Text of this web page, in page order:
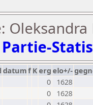
datumf Kerg elo+/-
0
1628
0
1628